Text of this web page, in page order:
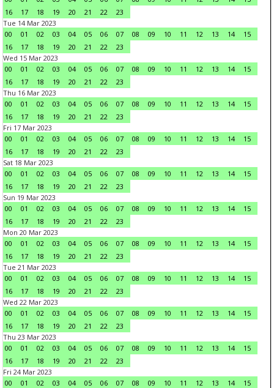
16
17 18 19 20 21 22
23
Tue 14 Mar 2023
00
01 02 03 04 05 06 07 08 09 10 11 12 13 14
15
16
17 18 19 20 21 22
23
Wed 15 Mar 2023
00
01 02 03 04 05 06 07 08 09 10 11 12 13 14
15
16
17 18 19 20 21 22
23
Thu 16 Mar 2023
00
01 02 03 04 05 06 07 08 09 10 11 12 13 14
15
16
17 18 19 20 21 22
23
Fri 17 Mar 2023
00
01 02 03 04 05 06 07 08 09 10 11 12 13 14
15
16
17 18 19 20 21 22
23
Sat 18 Mar 2023
00
01 02 03 04 05 06 07 08 09 10 11 12 13 14
15
16
17 18 19 20 21 22
23
Sun 19 Mar 2023
00
01 02 03 04 05 06 07 08 09 10 11 12 13 14
15
16
17 18 19 20 21 22
23
Mon 20 Mar 2023
00
01 02 03 04 05 06 07 08 09 10 11 12 13 14
15
16
17 18 19 20 21 22
23
Tue 21 Mar 2023
00
01 02 03 04 05 06 07 08 09 10 11 12 13 14
15
16
17 18 19 20 21 22
23
Wed 22 Mar 2023
00
01 02 03 04 05 06 07 08 09 10 11 12 13 14
15
16
17 18 19 20 21 22
23
Thu 23 Mar 2023
00
01 02 03 04 05 06 07 08 09 10 11 12 13 14
15
16
17 18 19 20 21 22
23
Fri 24 Mar 2023
00
01 02 03 04 05 06 07 08 09 10 11 12 13 14
15